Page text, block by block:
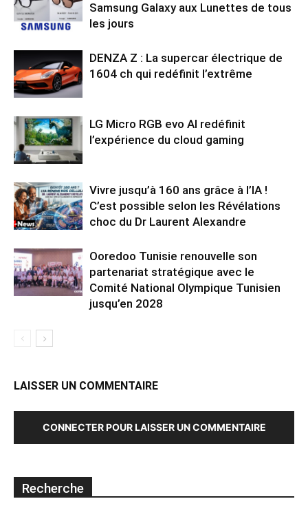
Samsung Galaxy aux Lunettes de tous
les jours
DENZA Z : La supercar électrique de
1604 ch qui redéfinit l’extrême
LG Micro RGB evo AI redéfinit
l’expérience du cloud gaming
Vivre jusqu’à 160 ans grâce à l’IA !
C’est possible selon les Révélations
choc du Dr Laurent Alexandre
Ooredoo Tunisie renouvelle son
partenariat stratégique avec le
Comité National Olympique Tunisien
jusqu’en 2028
LAISSER UN COMMENTAIRE
CONNECTER POUR LAISSER UN COMMENTAIRE
Recherche